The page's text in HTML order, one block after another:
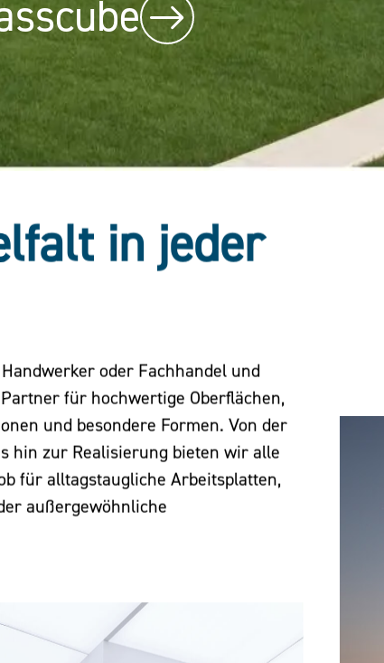
in jeder
oder Fachhandel und
für hochwertige Oberflächen,
und besondere Formen. Von der
hin zur Realisierung bieten wir alle
für alltagstaugliche Arbeitsplatten,
außergewöhnliche